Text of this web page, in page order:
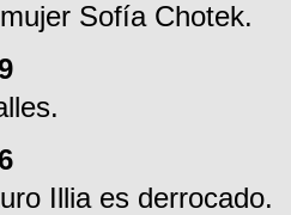
Sofía Chotek.
Illia es derrocado.